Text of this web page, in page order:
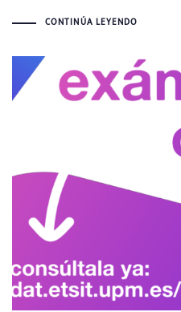
CONTINÚA LEYENDO